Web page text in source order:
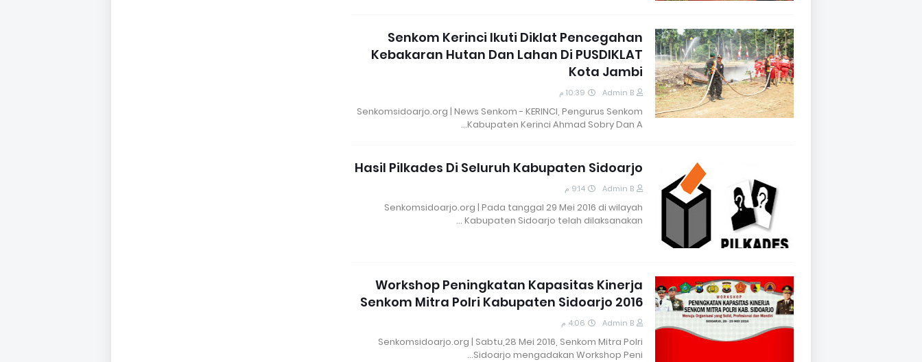
Senkom Kerinci Ikuti Diklat Pencegahan
Kebakaran Hutan Dan Lahan Di PUSDIKLAT
Kota Jambi
Admin B 10:39 م
Senkomsidoarjo.org | News Senkom - KERINCI, Pengurus Senkom
Kabupaten Kerinci Ahmad Sobry Dan A…
Hasil Pilkades Di Seluruh Kabupaten Sidoarjo
Admin B 9:14 م
Senkomsidoarjo.org | Pada tanggal 29 Mei 2016 di wilayah
Kabupaten Sidoarjo telah dilaksanakan …
Workshop Peningkatan Kapasitas Kinerja
Senkom Mitra Polri Kabupaten Sidoarjo 2016
Admin B 4:06 م
Senkomsidoarjo.org | Sabtu,28 Mei 2016, Senkom Mitra Polri
Sidoarjo mengadakan Workshop Peni…